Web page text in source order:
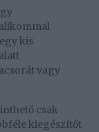
kis
vagy
csak
kiegészítőt